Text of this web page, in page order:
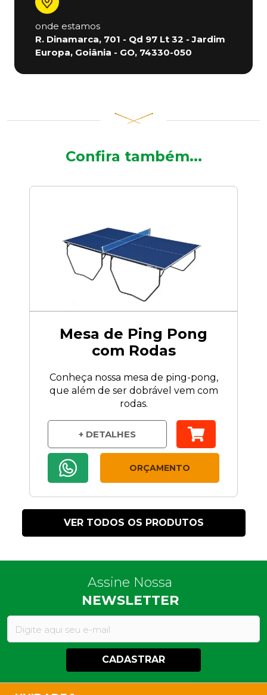
onde estamos
R. Dinamarca, 701 - Qd 97 Lt 32 - Jardim
Europa, Goiânia - GO, 74330-050
Confira também...
Mesa de Ping Pong
com Rodas
Conheça nossa mesa de ping-pong,
que além de ser dobrável vem com
rodas.
+ DETALHES
ORÇAMENTO
VER TODOS OS PRODUTOS
Assine Nossa
NEWSLETTER
CADASTRAR